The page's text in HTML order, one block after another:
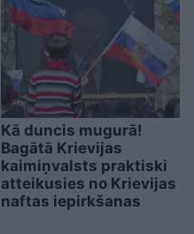
Kā duncis mugurā!
Bagātā Krievijas
kaimiņvalsts praktiski
atteikusies no Krievijas
naftas iepirkšanas